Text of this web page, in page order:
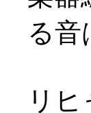
る音
リ